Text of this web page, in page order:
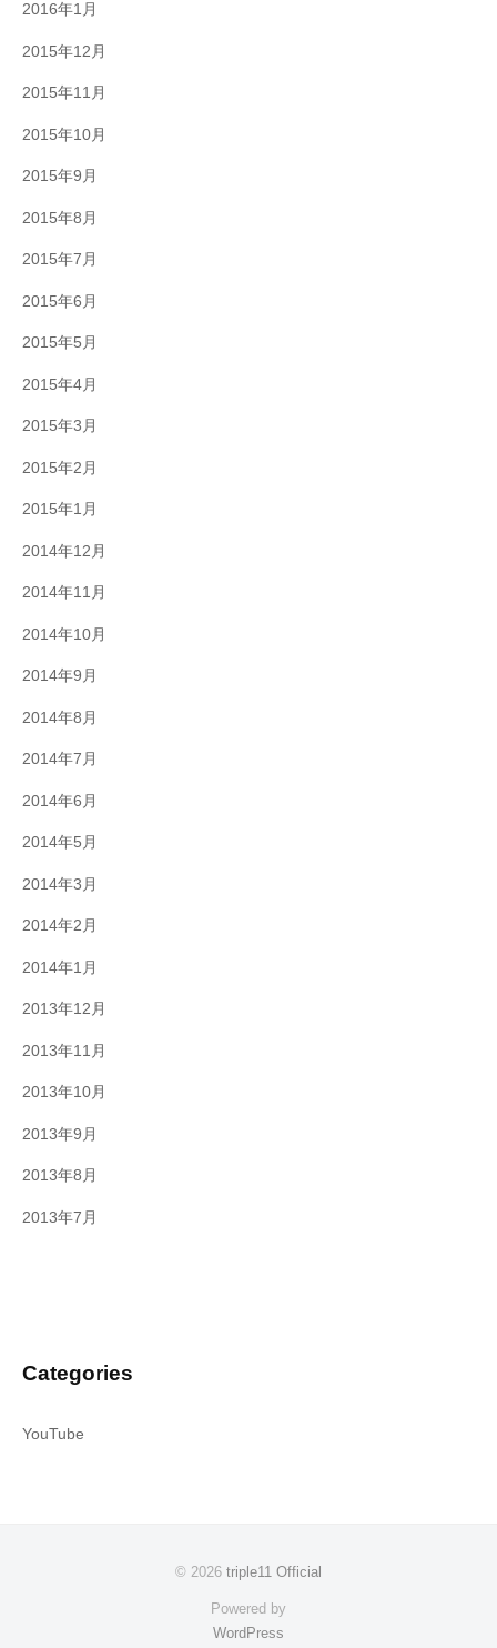
2016年1月
2015年12月
2015年11月
2015年10月
2015年9月
2015年8月
2015年7月
2015年6月
2015年5月
2015年4月
2015年3月
2015年2月
2015年1月
2014年12月
2014年11月
2014年10月
2014年9月
2014年8月
2014年7月
2014年6月
2014年5月
2014年3月
2014年2月
2014年1月
2013年12月
2013年11月
2013年10月
2013年9月
2013年8月
2013年7月
Categories
YouTube
© 2026 triple11 Official
Powered by
WordPress